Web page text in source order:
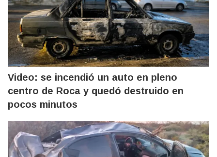
Video: se incendió un auto en pleno
centro de Roca y quedó destruido en
pocos minutos